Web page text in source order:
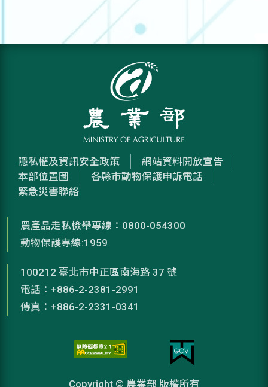
隱私權及資訊安全政策
網站資料開放宣告
本部位置圖
各縣市動物保護申訴電話
緊急災害聯絡
農產品走私檢舉專線：0800-054300
動物保護專線:1959
100212 臺北市中正區南海路 37 號
電話：+886-2-2381-2991
傳真：+886-2-2331-0341
Copyright © 農業部 版權所有